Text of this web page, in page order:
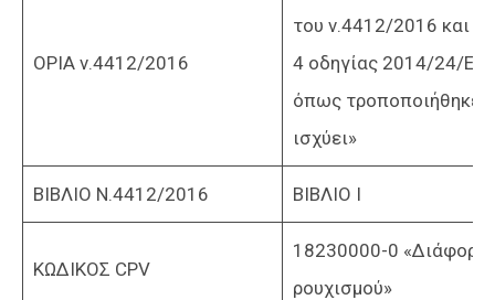
ΟΡΙΑ ν.4412/2016
του ν.4412/2016 και
4 οδηγίας 2014/24/ΕΕ,
όπως τροποποιήθηκε
ισχύει»
ΒΙΒΛΙΟ Ν.4412/2016 ΒΙΒΛΙΟ Ι
ΚΩΔΙΚΟΣ CPV
18230000-0 «Διάφορα
ρουχισμού»